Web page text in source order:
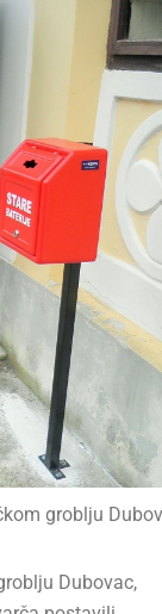
groblju
Dubovac,